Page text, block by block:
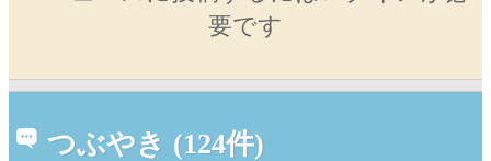
要です
つぶやき (124件)